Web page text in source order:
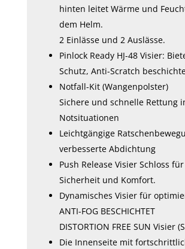
hinten leitet Wärme und
dem Helm.
2 Einlässe und 2 Auslässe.
Pinlock Ready HJ-48 Visier:
Schutz, Anti-Scratch
Notfall-Kit (Wangenpolster)
Sichere und schnelle Rettung
Notsituationen
Leichtgängige
verbesserte Abdichtung
Push Release Visier Schloss
Sicherheit und Komfort.
Dynamisches Visier für
ANTI-FOG BESCHICHTET
DISTORTION FREE SUN Visier
Die Innenseite mit